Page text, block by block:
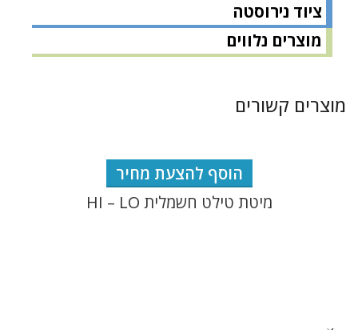
ציוד נירוסטה
מוצרים נלווים
מוצרים קשורים
הוסף להצעת מחיר
מיטת טילט חשמלית HI – LO